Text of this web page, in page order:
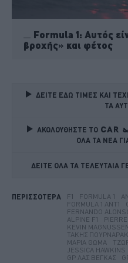
Formula 1: Αυτός
βροχής» και φέτος
ΔΕΙΤΕ ΕΔΩ ΤΙΜΕΣ ΚΑΙ
ΤΑ
ΑΚΟΛΟΥΘΗΣΤΕ ΤΟ
ΟΛΑ ΤΑ ΝΕΑ
ΔΕΙΤΕ ΟΛΑ ΤΑ ΤΕΛΕΥΤΑΙΑ
ΠΕΡΙΣΣΟΤΕΡΑ F1 FORMULA 1
FORMULA 1 ANT1
FERNANDO
ALPINE F1
KEVIN
ΤΆΚΗΣ
ΜΑΡΊΑ ΘΩΜΆ
JESSICA HAWKINS
GP ΛΑΣ ΒΈΓΚΑΣ